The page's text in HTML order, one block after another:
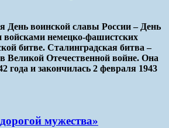
День воинской славы России – День
войсками немецко-фашистских
битве. Сталинградская битва –
Великой Отечественной войне. Она
года и закончилась 2 февраля 1943
мужества»